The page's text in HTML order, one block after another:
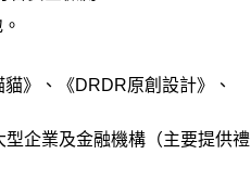
》、《DRDR原創設計》、
企業及金融機構（主要提供禮